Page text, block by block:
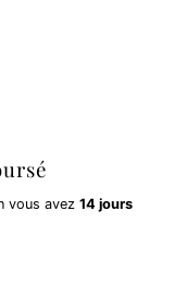
vous avez 14 jours